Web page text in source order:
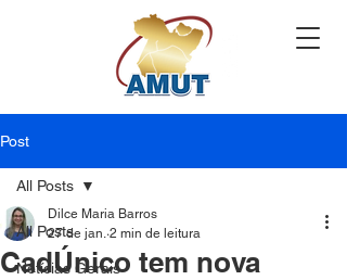
Post
All Posts
Notícias Gerais
All Posts
CadÚnico tem nova
Dilce Maria Barros
27 de jan. 2 min de leitura